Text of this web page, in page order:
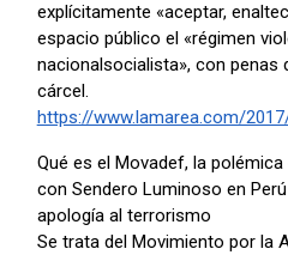
explícitamente «aceptar,
espacio público el «régimen
nacionalsocialista», con penas
cárcel.
https://www.lamarea.com/
Qué es el Movadef, la
con Sendero Luminoso en
apología al terrorismo
Se trata del Movimiento por la